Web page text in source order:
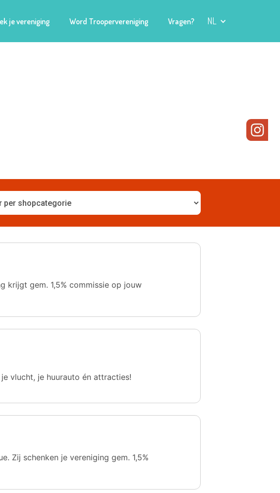
je vereniging Word Troopervereniging Vragen? NL
krijgt gem. 1,5% commissie op jouw
vlucht, je huurauto én attracties!
Zij schenken je vereniging gem. 1,5%